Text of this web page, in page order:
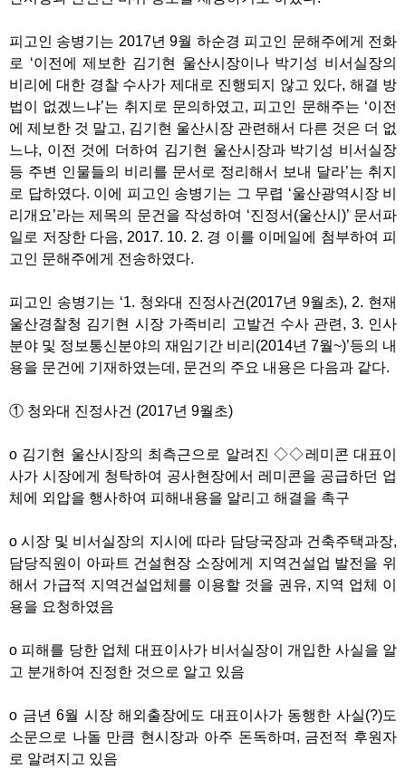
피고인 송병기는 2017년 9월 하순경 피고인 문해주에게 전화
로 ‘이전에 제보한 김기현 울산시장이나 박기성 비서실장의
비리에 대한 경찰 수사가 제대로 진행되지 않고 있다, 해결 방
법이 없겠느냐’는 취지로 문의하였고, 피고인 문해주는 ‘이전
에 제보한 것 말고, 김기현 울산시장 관련해서 다른 것은 더 없
느냐, 이전 것에 더하여 김기현 울산시장과 박기성 비서실장
등 주변 인물들의 비리를 문서로 정리해서 보내 달라’는 취지
로 답하였다. 이에 피고인 송병기는 그 무렵 ‘울산광역시장 비
리개요’라는 제목의 문건을 작성하여 ‘진정서(울산시)’ 문서파
일로 저장한 다음, 2017. 10. 2. 경 이를 이메일에 첨부하여 피
고인 문해주에게 전송하였다.
피고인 송병기는 ‘1. 청와대 진정사건(2017년 9월초), 2. 현재
울산경찰청 김기현 시장 가족비리 고발건 수사 관련, 3. 인사
분야 및 정보통신분야의 재임기간 비리(2014년 7월~)’등의 내
용을 문건에 기재하였는데, 문건의 주요 내용은 다음과 같다.
① 청와대 진정사건 (2017년 9월초)
o 김기현 울산시장의 최측근으로 알려진 ◇◇레미콘 대표이
사가 시장에게 청탁하여 공사현장에서 레미콘을 공급하던 업
체에 외압을 행사하여 피해내용을 알리고 해결을 촉구
o 시장 및 비서실장의 지시에 따라 담당국장과 건축주택과장,
담당직원이 아파트 건설현장 소장에게 지역건설업 발전을 위
해서 가급적 지역건설업체를 이용할 것을 권유, 지역 업체 이
용을 요청하였음
o 피해를 당한 업체 대표이사가 비서실장이 개입한 사실을 알
고 분개하여 진정한 것으로 알고 있음
o 금년 6월 시장 해외출장에도 대표이사가 동행한 사실(?)도
소문으로 나돌 만큼 현시장과 아주 돈독하며, 금전적 후원자
로 알려지고 있음